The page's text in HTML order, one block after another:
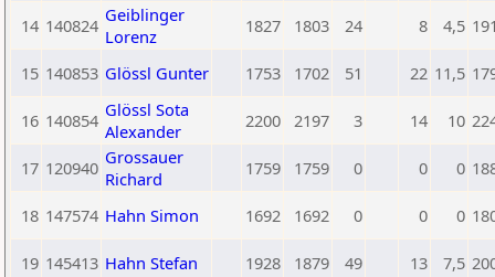
14 140824 Geiblinger
Lorenz
1827 1803 24 8 4,5
15 140853 Glössl Gunter 1753 1702 51 22 11,5
16 140854 Glössl Sota
Alexander
2200 2197 3 14 10
17 120940 Grossauer
Richard
1759 1759 0 0 0
18 147574 Hahn Simon 1692 1692 0 0 0
19 145413 Hahn Stefan 1928 1879 49 13 7,5